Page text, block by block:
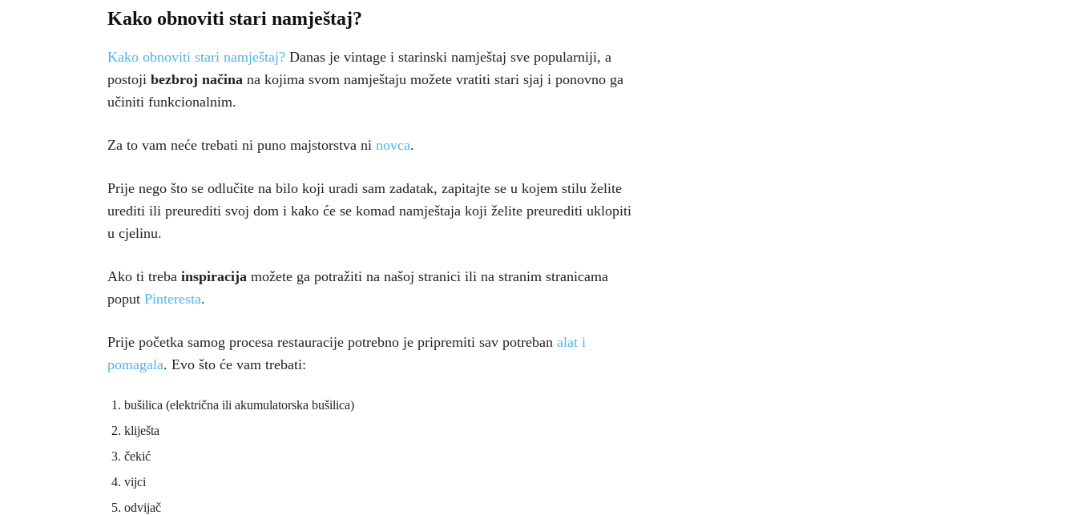
Kako obnoviti stari namještaj?
Kako obnoviti stari namještaj? Danas je vintage i starinski namještaj sve popularniji, a
postojibezbroj načina na kojima svom namještaju možete vratiti stari sjaj i ponovno ga
učiniti funkcionalnim.
Za to vam neće trebati ni puno majstorstva ni novca.
Prije nego što se odlučite na bilo koji uradi sam zadatak, zapitajte se u kojem stilu želite
urediti ili preurediti svoj dom i kako će se komad namještaja koji želite preurediti uklopiti
u cjelinu.
Ako ti trebainspiracija možete ga potražiti na našoj stranici ili na stranim stranicama
poputPinteresta.
Prije početka samog procesa restauracije potrebno je pripremiti sav potrebanalat i
pomagala. Evo što će vam trebati:
bušilica (električna ili akumulatorska bušilica)
kliješta
čekić
vijci
odvijač